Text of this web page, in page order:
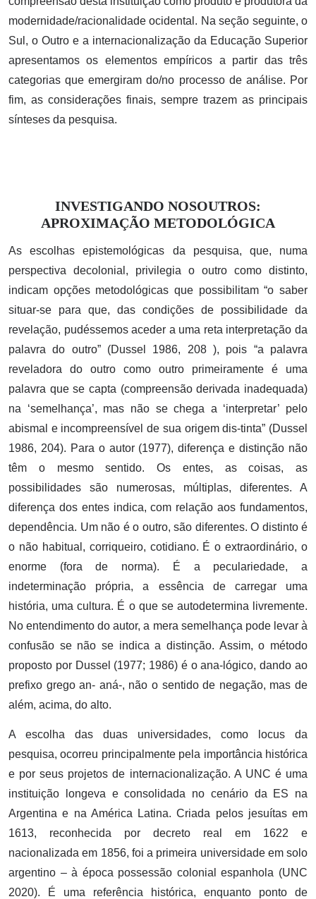
modernidade/racionalidade ocidental. Na seção seguinte, o
Sul, o Outro e a internacionalização da Educação Superior
apresentamos os elementos empíricos a partir das três
categorias que emergiram do/no processo de análise. Por
fim, as considerações finais, sempre trazem as principais
sínteses da pesquisa.
INVESTIGANDO NOSOUTROS:
APROXIMAÇÃO METODOLÓGICA
As escolhas epistemológicas da pesquisa, que, numa
perspectiva decolonial, privilegia o outro como distinto,
indicam opções metodológicas que possibilitam “o saber
situar-se para que, das condições de possibilidade da
revelação, pudéssemos aceder a uma reta interpretação da
palavra do outro” (Dussel 1986, 208 ), pois “a palavra
reveladora do outro como outro primeiramente é uma
palavra que se capta (compreensão derivada inadequada)
na ‘semelhança’, mas não se chega a ‘interpretar’ pelo
abismal e incompreensível de sua origem dis-tinta” (Dussel
1986, 204). Para o autor (1977), diferença e distinção não
têm o mesmo sentido. Os entes, as coisas, as
possibilidades são numerosas, múltiplas, diferentes. A
diferença dos entes indica, com relação aos fundamentos,
dependência. Um não é o outro, são diferentes. O distinto é
o não habitual, corriqueiro, cotidiano. É o extraordinário, o
enorme (fora de norma). É a peculariedade, a
indeterminação própria, a essência de carregar uma
história, uma cultura. É o que se autodetermina livremente.
No entendimento do autor, a mera semelhança pode levar à
confusão se não se indica a distinção. Assim, o método
proposto por Dussel (1977; 1986) é o ana-lógico, dando ao
prefixo grego an- aná-, não o sentido de negação, mas de
além, acima, do alto.
A escolha das duas universidades, como locus da
pesquisa, ocorreu principalmente pela importância histórica
e por seus projetos de internacionalização. A UNC é uma
instituição longeva e consolidada no cenário da ES na
Argentina e na América Latina. Criada pelos jesuítas em
1613, reconhecida por decreto real em 1622 e
nacionalizada em 1856, foi a primeira universidade em solo
argentino – à época possessão colonial espanhola (UNC
2020). É uma referência histórica, enquanto ponto de